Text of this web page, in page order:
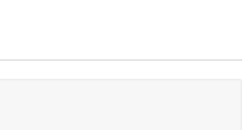
huzur, mutluluk ve bereket